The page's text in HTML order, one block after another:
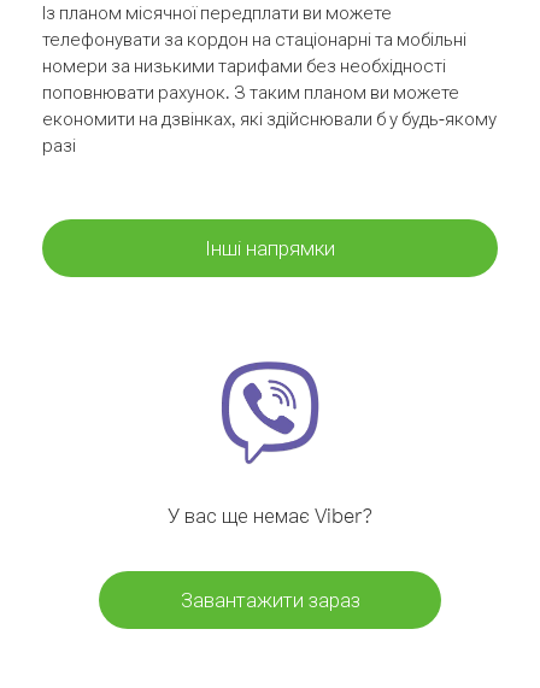
Із планом місячної передплати ви можете
телефонувати за кордон на стаціонарні та мобільні
номери за низькими тарифами без необхідності
поповнювати рахунок. З таким планом ви можете
економити на дзвінках, які здійснювали б у будь-якому
разі
Інші напрямки
У вас ще немає Viber?
Завантажити зараз